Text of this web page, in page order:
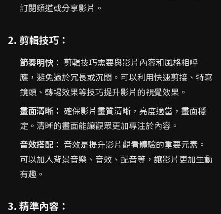
訂閱頻道或分享影片。
2. 剪輯技巧：
節奏明快： 剪輯技巧需要與影片內容和風格相呼
應，避免過於冗長或沉悶。可以利用快速剪接、特寫
鏡頭、轉場效果等技巧提升影片的視覺效果。
畫面清晰： 確保影片畫質清晰，亮度適當，畫面穩
定。清晰的畫面能讓觀眾更加專注於內容。
音效搭配： 音效是提升影片觀看體驗的重要元素。
可以加入背景音樂、音效、配音等，讓影片更加生動
有趣。
3. 精準內容：